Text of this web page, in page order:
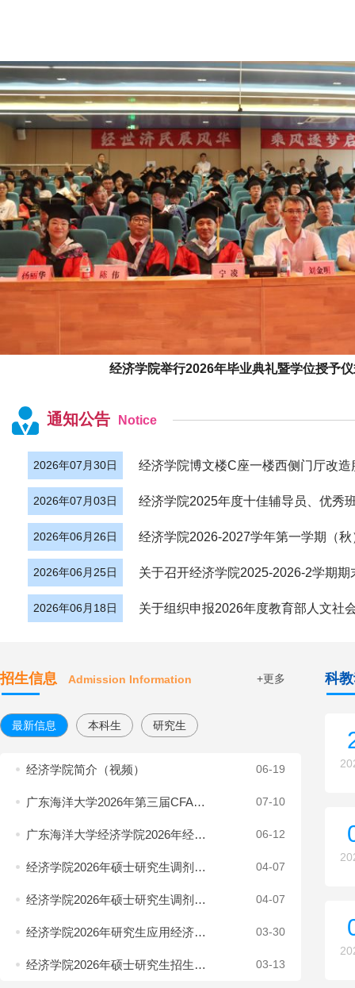
经济学院举行2026年毕业典礼暨学位授予
通知公告 Notice
2026年07月30日
2026年07月03日
2026年06月26日
2026年06月25日
2026年06月18日
招生信息 Admission Information +更多
最新信息 本科生 研究生
经济学院简介（视频） 06-19
广东海洋大学2026年第三届CFA… 07-10
广东海洋大学经济学院2026年经… 06-12
经济学院2026年硕士研究生调剂… 04-07
经济学院2026年硕士研究生调剂… 04-07
经济学院2026年研究生应用经济… 03-30
经济学院2026年硕士研究生招生… 03-13
科